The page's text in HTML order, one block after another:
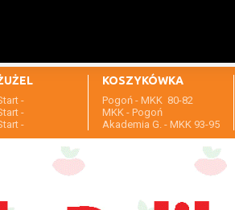
-
-
-
KOSZYKÓWKA
Pogoń - MKK 80-82
MKK - Pogoń
Akademia G. - MKK 93-95